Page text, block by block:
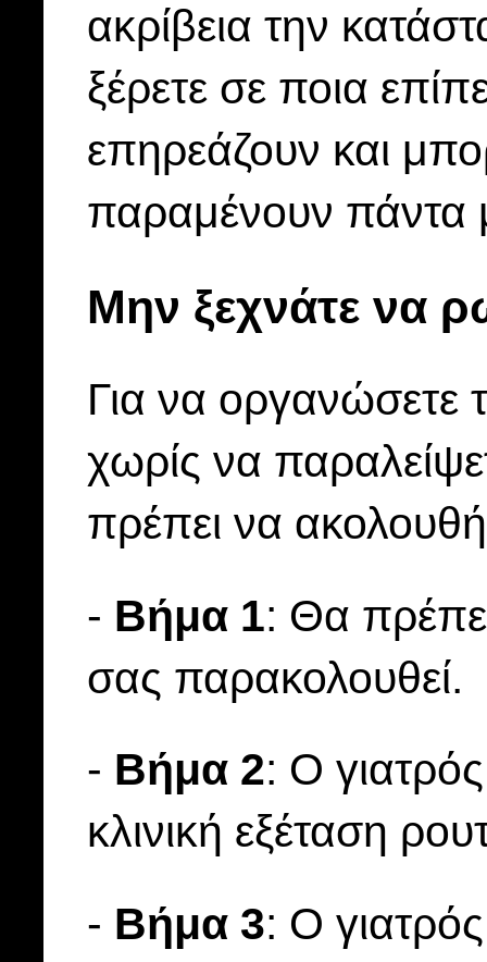
ακρίβεια την
ξέρετε σε ποια
επηρεάζουν και
παραμένουν πάντα
Μην ξεχνάτε να
Για να οργανώσετε
χωρίς να
πρέπει να
- Βήμα 1: Θα
σας παρακολουθεί.
- Βήμα 2: O
κλινική εξέταση
- Βήμα 3: O